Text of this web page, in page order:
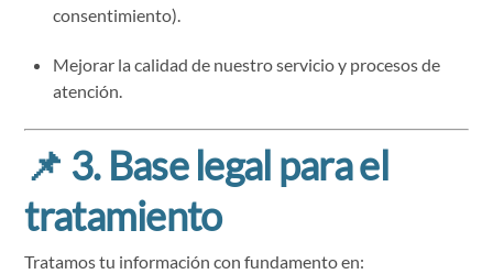
consentimiento).
Mejorar la calidad de nuestro servicio y procesos de
atención.
📌 3. Base legal para el
tratamiento
Tratamos tu información con fundamento en: